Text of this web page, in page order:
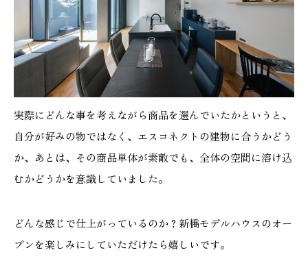
実際にどんな事を考えながら商品を選んでいたかというと、
自分が好みの物ではなく、エスコネクトの建物に合うかどう
か、あとは、その商品単体が素敵でも、全体の空間に溶け込
むかどうかを意識していました。
どんな感じで仕上がっているのか？新橋モデルハウスのオー
プンを楽しみにしていただけたら嬉しいです。